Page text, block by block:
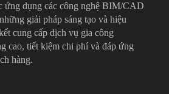
ứng dụng các công nghệ BIM/CAD
giải pháp sáng tạo và hiệu
cung cấp dịch vụ gia công
cao, tiết kiệm chi phí và đáp ứng
hàng.